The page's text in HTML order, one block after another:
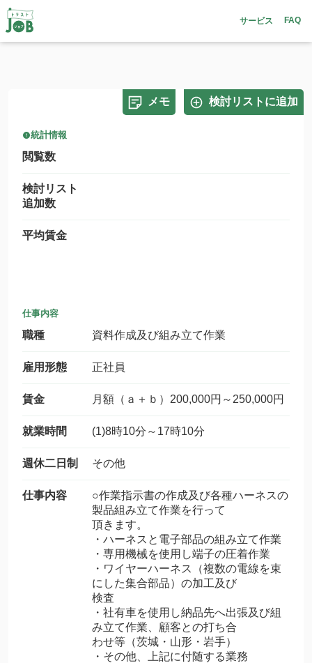
サービス FAQ
メモ 検討リストに追加
統計情報
閲覧数
検討リスト
追加数
平均賃金
仕事内容
職種 資料作成及び組み立て作業
雇用形態 正社員
賃金 月額（ａ＋ｂ）200,000円～250,000円
就業時間 (1)8時10分～17時10分
週休二日制 その他
仕事内容
○作業指示書の作成及び各種ハーネスの
製品組み立て作業を行って
頂きます。
・ハーネスと電子部品の組み立て作業
・専用機械を使用し端子の圧着作業
・ワイヤーハーネス（複数の電線を束
にした集合部品）の加工及び
検査
・社有車を使用し納品先へ出張及び組
み立て作業、顧客との打ち合
わせ等（茨城・山形・岩手）
・その他、上記に付随する業務